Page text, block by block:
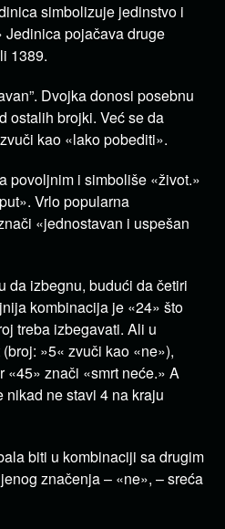
simbolizuje jedinstvo i
Jedinica pojačava druge
1389.
Dvojka donosi posebnu
ostalih brojki. Već se da
kao «lako pobediti».
povoljnim i simboliše «život.»
Vrlo popularna
«jednostavan i uspešan
da izbegnu, budući da četiri
kombinacija je «24» što
treba izbegavati. Ali u
»5« zvuči kao «ne»),
znači «smrt neće.» A
ne stavi 4 na kraju
biti u kombinaciji sa drugim
značenja – «ne», – sreća